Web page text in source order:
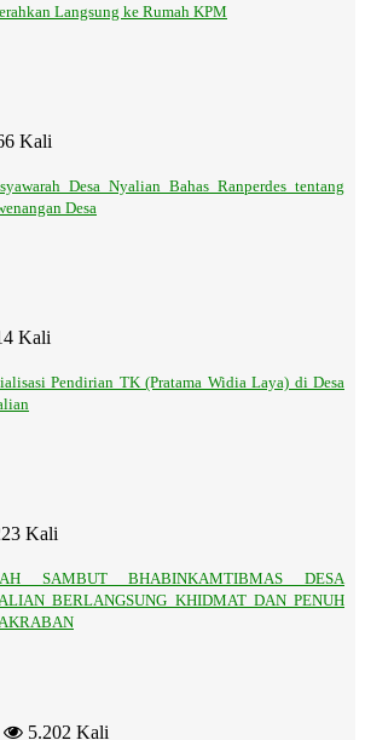
Langsung ke Rumah KPM
Kali
Desa Nyalian Bahas Ranperdes tentang
Desa
Kali
Pendirian TK (Pratama Widia Laya) di Desa
Kali
SAMBUT BHABINKAMTIBMAS DESA
BERLANGSUNG KHIDMAT DAN PENUH
5.202 Kali